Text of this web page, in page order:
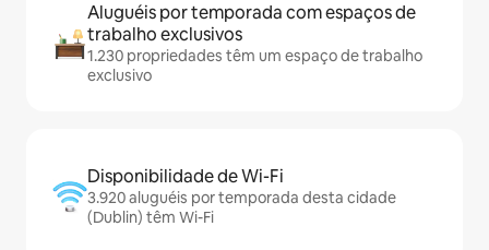
Aluguéis por temporada com espaços de
trabalho exclusivos
1.230 propriedades têm um espaço de trabalho
exclusivo
Disponibilidade de Wi-Fi
3.920 aluguéis por temporada desta cidade
(Dublin) têm Wi-Fi